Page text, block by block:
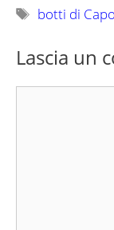
Tag
botti di
Lascia un